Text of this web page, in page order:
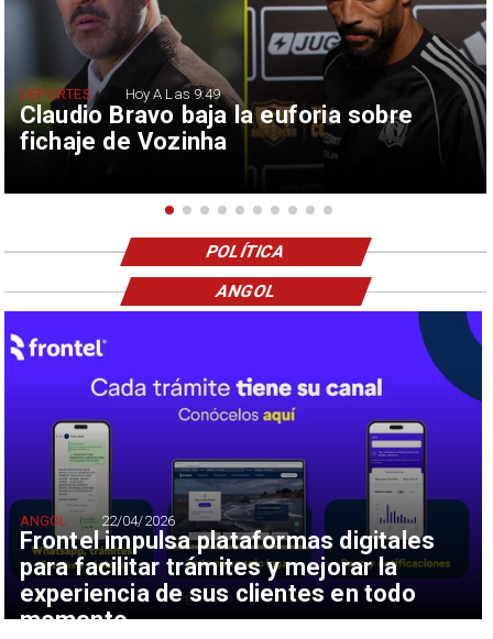
Claudio Bravo baja la euforia sobre
fichaje de Vozinha
DEPORTES Hoy A Las 9:49
POLÍTICA
Frontel impulsa plataformas digitales
para facilitar trámites y mejorar la
experiencia de sus clientes en todo
momento
ANGOL 22/04/2026
ANGOL